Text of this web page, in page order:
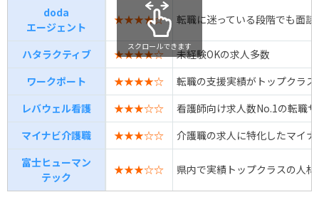
doda
エージェント
★★★★☆ 転職に迷っている段階でも面談
ハタラクティブ ★★★★☆
未経験OKの求人多数
ワークポート
★★★★☆
転職の支援実績がトップクラス
レバウェル看護
★★★☆☆
看護師向け求人数No.1の転職
マイナビ介護職
★★★☆☆
介護職の求人に特化したマイ
富士ヒューマン
テック
★★★☆☆ 県内で実績トップクラスの人
スクロールできます